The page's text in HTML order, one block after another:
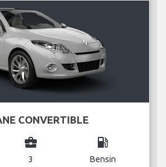
CONVERTIBLE
business_center
3
local_gas_station
Bensin